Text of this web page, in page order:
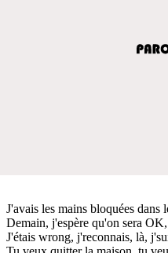
J'avais les mains bloquées dans
Demain, j'espère qu'on sera
J'étais wrong, j'reconnais, là,